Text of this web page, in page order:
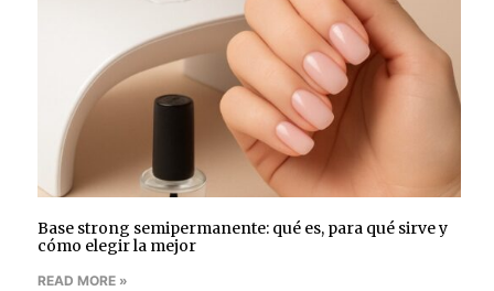
Base strong semipermanente: qué es, para qué sirve y
cómo elegir la mejor
READ MORE »